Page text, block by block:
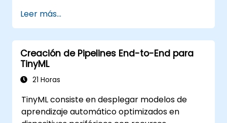
Leer más...
Creación de Pipelines End-to-End para
TinyML
21 Horas
TinyML consiste en desplegar modelos de
aprendizaje automático optimizados en